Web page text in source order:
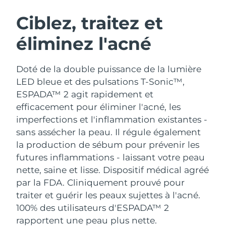
Ciblez, traitez et
éliminez l'acné
Doté de la double puissance de la lumière
LED bleue et des pulsations T-Sonic™,
ESPADA™ 2 agit rapidement et
efficacement pour éliminer l'acné, les
imperfections et l'inflammation existantes -
sans assécher la peau. Il régule également
la production de sébum pour prévenir les
futures inflammations - laissant votre peau
nette, saine et lisse. Dispositif médical agréé
par la FDA. Cliniquement prouvé pour
traiter et guérir les peaux sujettes à l'acné.
100% des utilisateurs d'ESPADA™ 2
rapportent une peau plus nette.
LUNA™ 4 coffret
Anti-aging massage
LUNA™ 4 Plus
Massage, LED heating
LUNA™ 4 Men
For men, anti-aging massage
BEAR™ 2 coffret
Microcurrent toning
BEAR™ 2 go
Microcurrent toning on-the-go
BEAR™ 2 eyes & lips
Microcurrent line smoothing device
Hydratation
UFO™ 3 coffret
Deep facial hydration
UFO™ 3 LED
Near-infrared and red light therapy
device
Soin bucco-dentaire
issa™ 4
Hybrid silicone sonic toothbrush
issa™ 4 plus
Smart hybrid silicone sonic toothbrush
FAQ™ TRAITEMENT ANTI-ÂGE
Anti-âge Traitements LED
NEW
Autriche Livraison estimée
Bahreïn Livraison estimée
Belgique
Bermudes Livraison estimée
Bosnie-Herzégovine Livraison estimée
Brunei Livraison estimée8/13/26
Bulgarie Livraison estimée8/8/26
Canada Livraison estimée
Chili Livraison estimée